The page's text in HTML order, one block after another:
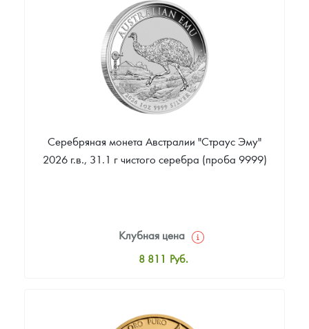
Цена выкупа
Звоните
Серебряная монета Австралии "Страус Эму"
2026 г.в., 31.1 г чистого серебра (проба 9999)
Клубная цена
8 811 Руб.
Цена выкупа